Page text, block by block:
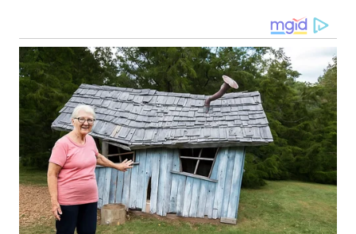
WN
BOGOR
WN
DEPOK
WN
TAPANULI
UTARA